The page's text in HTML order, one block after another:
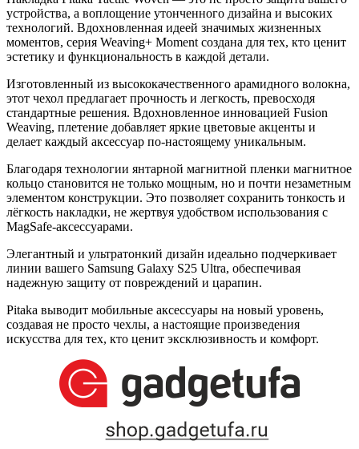
устройства, а воплощение утонченного дизайна и высоких
технологий. Вдохновленная идеей значимых жизненных
моментов, серия Weaving+ Moment создана для тех, кто ценит
эстетику и функциональность в каждой детали.
Изготовленный из высококачественного арамидного волокна,
этот чехол предлагает прочность и легкость, превосходя
стандартные решения. Вдохновленное инновацией Fusion
Weaving, плетение добавляет яркие цветовые акценты и
делает каждый аксессуар по-настоящему уникальным.
Благодаря технологии янтарной магнитной пленки магнитное
кольцо становится не только мощным, но и почти незаметным
элементом конструкции. Это позволяет сохранить тонкость и
лёгкость накладки, не жертвуя удобством использования с
MagSafe-аксессуарами.
Элегантный и ультратонкий дизайн идеально подчеркивает
линии вашего Samsung Galaxy S25 Ultra, обеспечивая
надежную защиту от повреждений и царапин.
Pitaka выводит мобильные аксессуары на новый уровень,
создавая не просто чехлы, а настоящие произведения
искусства для тех, кто ценит эксклюзивность и комфорт.